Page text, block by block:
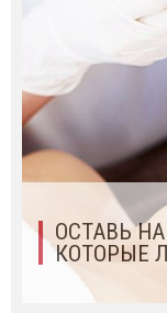
ОСТАВЬ
КОТОРЫЕ